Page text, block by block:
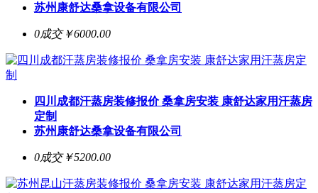
苏州康舒达桑拿设备有限公司
0成交￥6000.00
四川成都汗蒸房装修报价 桑拿房安装 康舒达家用汗蒸房
定制
苏州康舒达桑拿设备有限公司
0成交￥5200.00